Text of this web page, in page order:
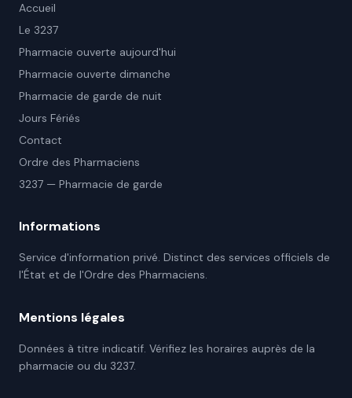
Accueil
Le 3237
Pharmacie ouverte aujourd'hui
Pharmacie ouverte dimanche
Pharmacie de garde de nuit
Jours Fériés
Contact
Ordre des Pharmaciens
3237 — Pharmacie de garde
Informations
Service d'information privé. Distinct des services officiels de
l'État et de l'Ordre des Pharmaciens.
Mentions légales
Données à titre indicatif. Vérifiez les horaires auprès de la
pharmacie ou du 3237.